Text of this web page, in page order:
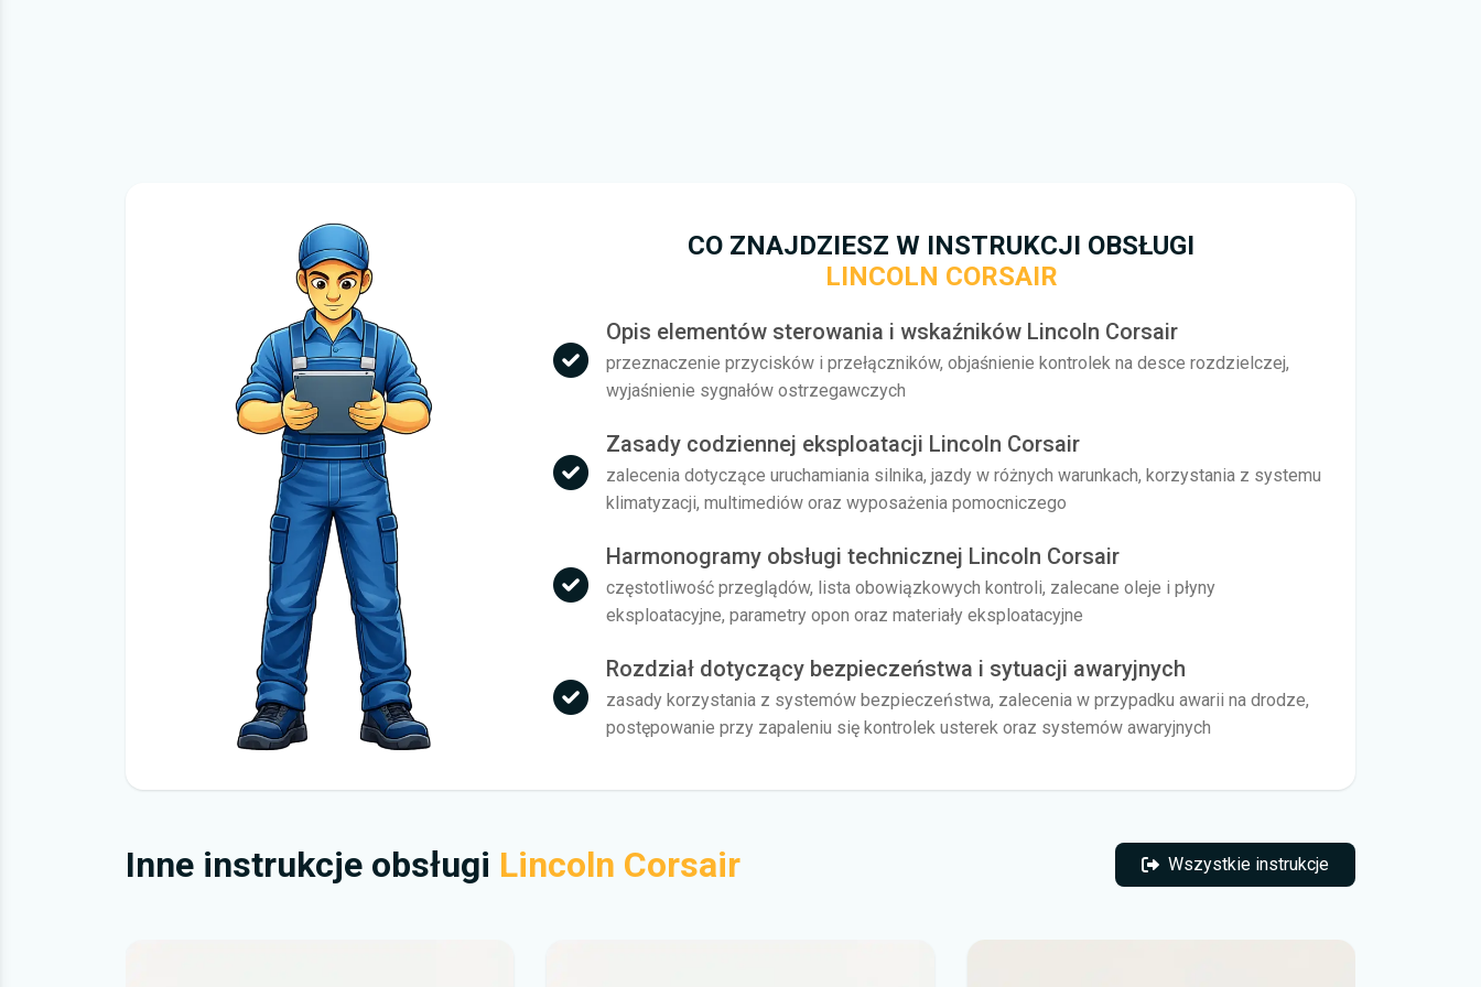
CO ZNAJDZIESZ W INSTRUKCJI OBSŁUGI
LINCOLN CORSAIR
Opis elementów sterowania i wskaźników Lincoln Corsair
przeznaczenie przycisków i przełączników, objaśnienie kontrolek na desce rozdzielczej,
wyjaśnienie sygnałów ostrzegawczych
Zasady codziennej eksploatacji Lincoln Corsair
zalecenia dotyczące uruchamiania silnika, jazdy w różnych warunkach, korzystania z systemu
klimatyzacji, multimediów oraz wyposażenia pomocniczego
Harmonogramy obsługi technicznej Lincoln Corsair
częstotliwość przeglądów, lista obowiązkowych kontroli, zalecane oleje i płyny
eksploatacyjne, parametry opon oraz materiały eksploatacyjne
Rozdział dotyczący bezpieczeństwa i sytuacji awaryjnych
zasady korzystania z systemów bezpieczeństwa, zalecenia w przypadku awarii na drodze,
postępowanie przy zapaleniu się kontrolek usterek oraz systemów awaryjnych
Inne instrukcje obsługi Lincoln Corsair Wszystkie instrukcje
Wszystkie instrukcje